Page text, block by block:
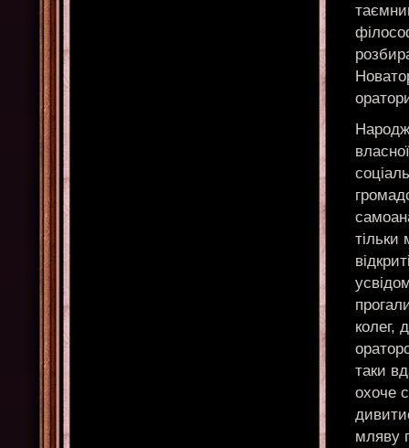
тільки
колег,
таки
охоче
мляву